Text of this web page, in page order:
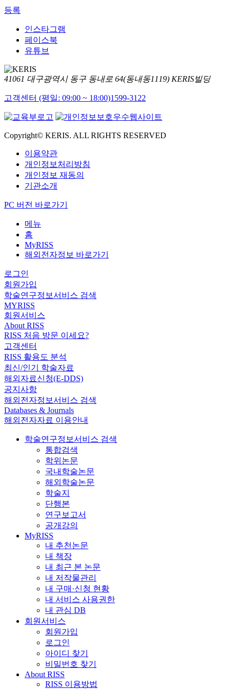
등록
인스타그램
페이스북
유튜브
41061 대구광역시 동구 동내로 64(동내동1119) KERIS빌딩
고객센터 (평일: 09:00 ~ 18:00)1599-3122
Copyright© KERIS. ALL RIGHTS RESERVED
이용약관
개인정보처리방침
개인정보 재동의
기관소개
PC 버전 바로가기
메뉴
홈
MyRISS
해외전자정보 바로가기
로그인
회원가입
학술연구정보서비스 검색
MYRISS
회원서비스
About RISS
RISS 처음 방문 이세요?
고객센터
RISS 활용도 분석
최신/인기 학술자료
해외자료신청(E-DDS)
공지사항
해외전자정보서비스 검색
Databases & Journals
해외전자자료 이용안내
학술연구정보서비스 검색
통합검색
학위논문
국내학술논문
해외학술논문
학술지
단행본
연구보고서
공개강의
MyRISS
내 추천논문
내 책장
내 최근 본 논문
내 저작물관리
내 구매·신청 현황
내 서비스 사용권한
내 관심 DB
회원서비스
회원가입
로그인
아이디 찾기
비밀번호 찾기
About RISS
RISS 이용방법